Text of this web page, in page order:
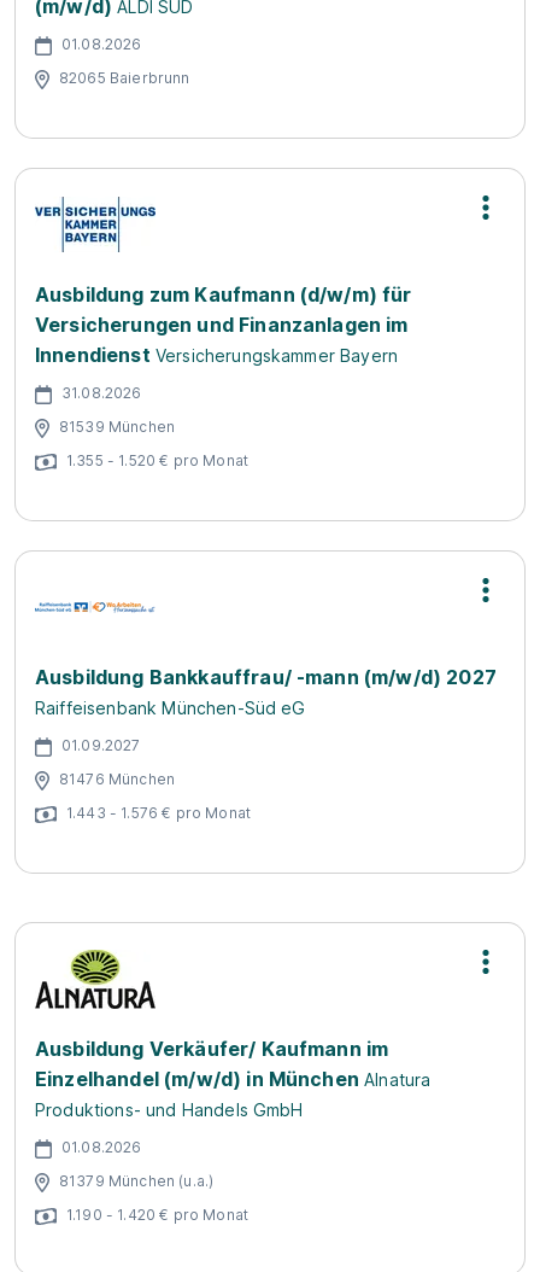
(m/w/d) ALDI SÜD
01.08.2026
82065 Baierbrunn
Ausbildung zum Kaufmann (d/w/m) für
Versicherungen und Finanzanlagen im
Innendienst Versicherungskammer Bayern
31.08.2026
81539 München
1.355 - 1.520 € pro Monat
Ausbildung Bankkauffrau/ -mann (m/w/d) 2027
Raiffeisenbank München-Süd eG
01.09.2027
81476 München
1.443 - 1.576 € pro Monat
Ausbildung Verkäufer/ Kaufmann im
Einzelhandel (m/w/d) in München Alnatura
Produktions- und Handels GmbH
01.08.2026
81379 München (u.a.)
1.190 - 1.420 € pro Monat